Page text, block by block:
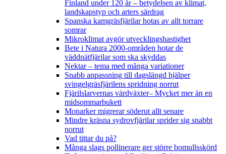
Finland under 120 år– betydelsen av klimat,
landskapstyp och arters särdrag
Spanska kamgräsfjärilar hotas av allt torrare
somrar
Mikroklimat avgör utvecklingshastighet
Bete i Natura 2000-områden hotar de
väddnätfjärilar som ska skyddas
Nektar – tema med många variationer
Snabb anpassning till dagslängd hjälper
svingelgräsfjärilens spridning norrut
Fjärilslarvernas värdväxter– Mycket mer än en
midsommarbukett
Monarker migrerar söderut allt senare
Mindre kräsna sydrovfjärilar sprider sig snabbt
norrut
Vad tittar du på?
Många slags pollinerare ger större bomullsskörd